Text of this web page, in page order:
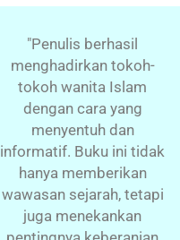
"Penulis berhasil
menghadirkan tokoh-
tokoh wanita Islam
dengan cara yang
menyentuh dan
informatif. Buku ini tidak
hanya memberikan
wawasan sejarah, tetapi
juga menekankan